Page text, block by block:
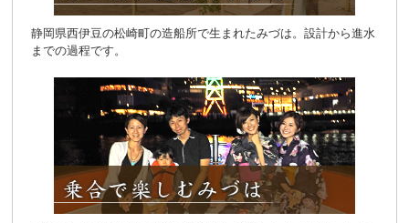
静岡県西伊豆の松崎町の造船所で生まれたみづは。設計から進水
までの過程です。